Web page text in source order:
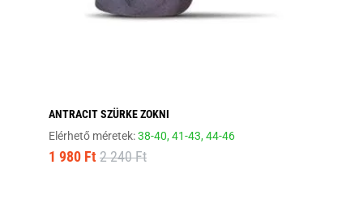
ANTRACIT SZÜRKE ZOKNI
Elérhető méretek:38-40,41-43,44-46
1 980 Ft 2 240 Ft